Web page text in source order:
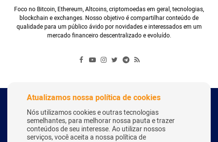
Foco no Bitcoin, Ethereum, Altcoins, criptomoedas em geral, tecnologias,
blockchain e exchanges. Nosso objetivo é compartilhar conteúdo de
qualidade para um público ávido por novidades e interessados em um
mercado financeiro descentralizado e evoluído.
Copyright Webitcoin 2018 - Todos os Direitos Reservados
Desenvolvido por: Herick Correa
Atualizamos nossa política de cookies
Nós utilizamos cookies e outras tecnologias
semelhantes, para melhorar nossa pauta e trazer
conteúdos de seu interesse. Ao utilizar nossos
serviços, você aceita a nossa política de